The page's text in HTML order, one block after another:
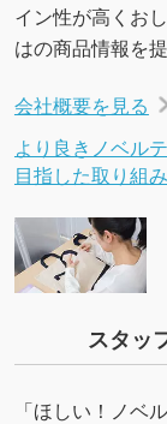
イン性が高くお
はの商品情報を
会社概要を見る
より良きノベル
目指した取り組み
スタッ
「ほしい！ノベ